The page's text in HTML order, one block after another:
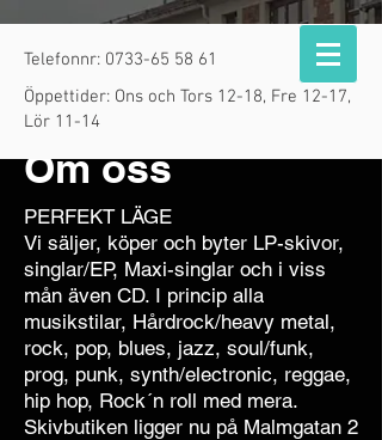
Telefonnr: 0733-65 58 61
Öppettider: Ons och Tors 12-18, Fre 12-17,
Lör 11-14
Om oss
PERFEKT LÄGE
Vi säljer, köper och byter LP-skivor,
singlar/EP, Maxi-singlar och i viss
mån även CD. I princip alla
musikstilar, Hårdrock/heavy metal,
rock, pop, blues, jazz, soul/funk,
prog, punk, synth/electronic, reggae,
hip hop, Rock´n roll med mera.
Skivbutiken ligger nu på Malmgatan 2